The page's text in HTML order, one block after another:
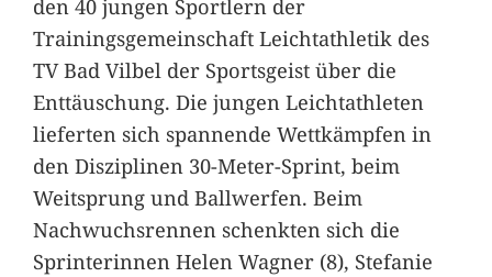
den 40 jungen Sportlern der
Trainingsgemeinschaft Leichtathletik des
TV Bad Vilbel der Sportsgeist über die
Enttäuschung. Die jungen Leichtathleten
lieferten sich spannende Wettkämpfen in
den Disziplinen 30-Meter-Sprint, beim
Weitsprung und Ballwerfen. Beim
Nachwuchsrennen schenkten sich die
Sprinterinnen Helen Wagner (8), Stefanie